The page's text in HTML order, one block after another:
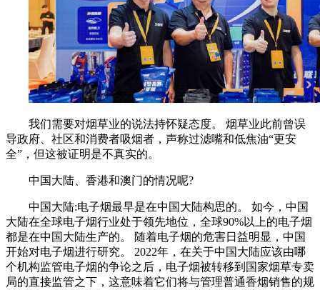
我们需要对烟草业的说法持怀疑态度。 烟草业此前曾误
导政府、社区和消费者吸烟者，声称过滤嘴和低焦油“更安
全”，但这被证明是不真实的。
中国大陆、香港和澳门的情况呢?
中国大陆:电子烟最早是在中国大陆构思的。 如今，中国
大陆在全球电子烟行业处于领先地位，全球90%以上的电子烟
都是在中国大陆生产的。 随着电子烟的危害日益明显，中国
开始对电子烟进行研究。 2022年，在关于中国大陆应该由哪
个机构监管电子烟的争论之后，电子烟被转移到国家烟草专卖
局的直接监管之下，这意味着它们将与管理普通香烟销售的规